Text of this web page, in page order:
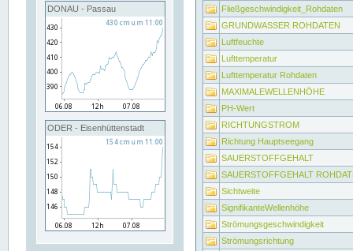
DONAU - Passau
ODER - Eisenhüttenstadt
Fließgeschwindigkeit_Rohdaten
GRUNDWASSER ROHDATEN
Luftfeuchte
Lufttemperatur
Lufttemperatur Rohdaten
MAXIMALEWELLENHÖHE
PH-Wert
RICHTUNGSTROM
Richtung Hauptseegang
SAUERSTOFFGEHALT
SAUERSTOFFGEHALT
Sichtweite
SignifikanteWellenhöhe
Strömungsgeschwindigkeit
Strömungsrichtung